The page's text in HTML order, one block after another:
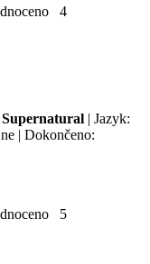
4
| Jazyk:
| Dokončeno:
5